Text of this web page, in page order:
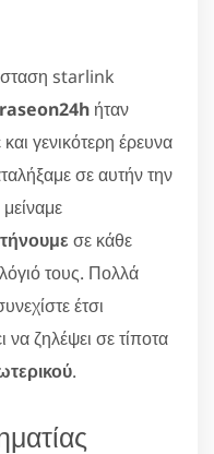
starlink
ήταν
γενικότερη έρευνα
σε αυτήν την
σε κάθε
τους. Πολλά
έτσι
να ζηλέψει σε τίποτα
.